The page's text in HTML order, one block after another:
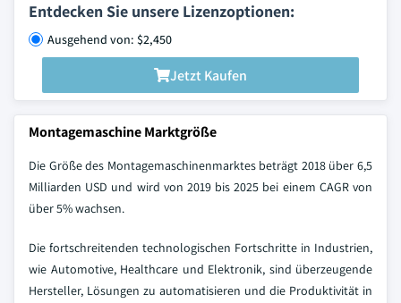
Entdecken Sie unsere Lizenzoptionen:
Ausgehend von: $2,450
Jetzt Kaufen
Montagemaschine Marktgröße
Die Größe des Montagemaschinenmarktes beträgt 2018 über 6,5
Milliarden USD und wird von 2019 bis 2025 bei einem CAGR von
über 5% wachsen.
Die fortschreitenden technologischen Fortschritte in Industrien,
wie Automotive, Healthcare und Elektronik, sind überzeugende
Hersteller, Lösungen zu automatisieren und die Produktivität in